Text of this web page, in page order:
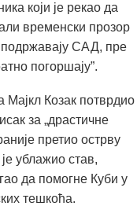
који је рекао да
временски прозор
САД, пре
погоршају”.
Мајкл Козак потврдио
за „драстичне
претио острву
ублажио став,
да помогне Куби у
тешкоћа.